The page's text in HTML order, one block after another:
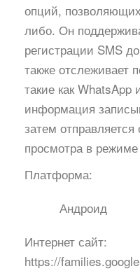
опций,
либо. Он
регистрации SMS
также отслеживает
такие как
информация
затем
просмотра в
Платформа:
Андроид
Интернет сайт:
https://